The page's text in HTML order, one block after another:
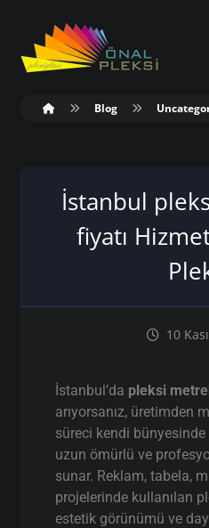
Blog
İstanbul
fiyatı
10
İstanbul’da pleksi
arıyorsanız, üretimden
süreci kendi
uzun ömürlü ve
sunar. Reklam, tabela,
projelerinde kullanılan
estetik görünümü ve